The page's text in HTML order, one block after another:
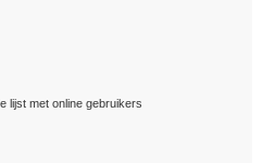
lijst met online gebruikers